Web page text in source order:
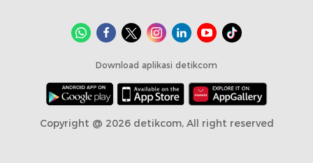
Download aplikasi detikcom
Copyright @ 2026 detikcom, All right reserved